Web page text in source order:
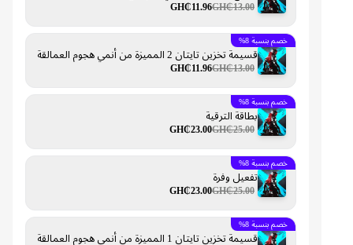
GH₵13.00
GH₵11.96
قسيمة تخزين تايتان 2 المميزة من أنمي هجوم العمالقة
GH₵13.00
GH₵11.96
خصم بنسبة 8%
بطاقة الترقية
GH₵25.00
GH₵23.00
خصم بنسبة 8%
تفعيل وفرة
GH₵25.00
GH₵23.00
خصم بنسبة 8%
قسيمة تخزين تايتان 1 المميزة من أنمي هجوم العمالقة
خصم بنسبة 8%